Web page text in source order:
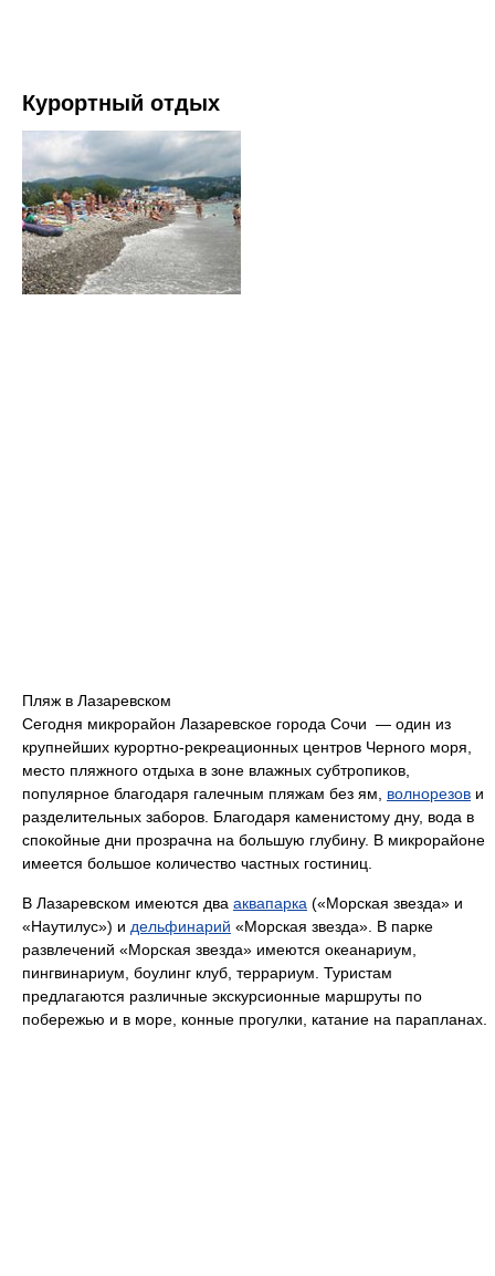
Курортный отдых
Пляж в Лазаревском
Сегодня микрорайон Лазаревское города Сочи — один из
крупнейших курортно-рекреационных центров Черного моря,
место пляжного отдыха в зоне влажных субтропиков,
популярное благодаря галечным пляжам без ям, волнорезов и
разделительных заборов. Благодаря каменистому дну, вода в
спокойные дни прозрачна на большую глубину. В микрорайоне
имеется большое количество частных гостиниц.
В Лазаревском имеются два аквапарка («Морская звезда» и
«Наутилус») и дельфинарий «Морская звезда». В парке
развлечений «Морская звезда» имеются океанариум,
пингвинариум, боулинг клуб, террариум. Туристам
предлагаются различные экскурсионные маршруты по
побережью и в море, конные прогулки, катание на парапланах.